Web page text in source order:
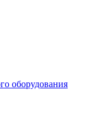
оборудования